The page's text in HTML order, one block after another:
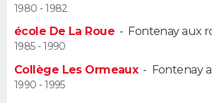
Alimentation
Guide de la santé
Maladies
Médicaments
Sommeil
VOYAGE
PHOTO
1980 - 1982
école De La Roue - Fontenay aux
1985 - 1990
Collège Les Ormeaux- Fontenay
1990 - 1995